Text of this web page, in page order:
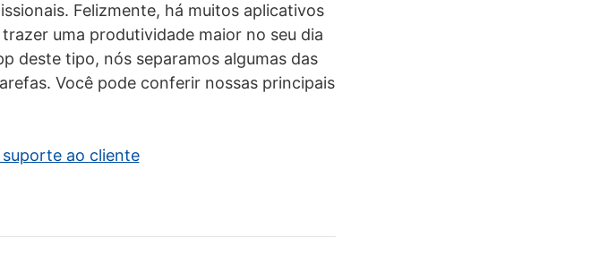
Felizmente, há muitos aplicativos
uma produtividade maior no seu dia
deste tipo, nós separamos algumas das
Você pode conferir nossas principais
ao cliente